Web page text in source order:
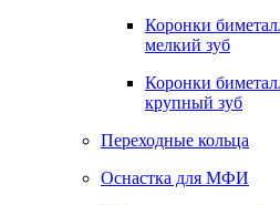
Коронки
мелкий зуб
Коронки
крупный зуб
Переходные кольца
Оснастка для МФИ